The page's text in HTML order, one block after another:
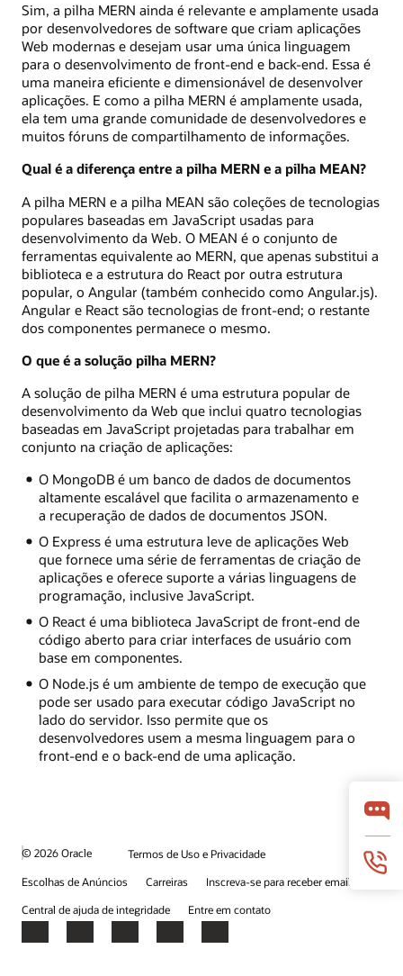
Sim, a pilha MERN ainda é relevante e amplamente usada
por desenvolvedores de software que criam aplicações
Web modernas e desejam usar uma única linguagem
para o desenvolvimento de front-end e back-end. Essa é
uma maneira eficiente e dimensionável de desenvolver
aplicações. E como a pilha MERN é amplamente usada,
ela tem uma grande comunidade de desenvolvedores e
muitos fóruns de compartilhamento de informações.
Qual é a diferença entre a pilha MERN e a pilha MEAN?
A pilha MERN e a pilha MEAN são coleções de tecnologias
populares baseadas em JavaScript usadas para
desenvolvimento da Web. O MEAN é o conjunto de
ferramentas equivalente ao MERN, que apenas substitui a
biblioteca e a estrutura do React por outra estrutura
popular, o Angular (também conhecido como Angular.js).
Angular e React são tecnologias de front-end; o restante
dos componentes permanece o mesmo.
O que é a solução pilha MERN?
A solução de pilha MERN é uma estrutura popular de
desenvolvimento da Web que inclui quatro tecnologias
baseadas em JavaScript projetadas para trabalhar em
conjunto na criação de aplicações:
O MongoDB é um banco de dados de documentos
altamente escalável que facilita o armazenamento e
a recuperação de dados de documentos JSON.
O Express é uma estrutura leve de aplicações Web
que fornece uma série de ferramentas de criação de
aplicações e oferece suporte a várias linguagens de
programação, inclusive JavaScript.
O React é uma biblioteca JavaScript de front-end de
código aberto para criar interfaces de usuário com
base em componentes.
O Node.js é um ambiente de tempo de execução que
pode ser usado para executar código JavaScript no
lado do servidor. Isso permite que os
desenvolvedores usem a mesma linguagem para o
front-end e o back-end de uma aplicação.
© 2026 Oracle
Termos de Uso e Privacidade
Escolhas de Anúncios
Carreiras
Inscreva-se para receber emails
Central de ajuda de integridade
Entre em contato
Facebook
X LinkedInYouTubeInstagram